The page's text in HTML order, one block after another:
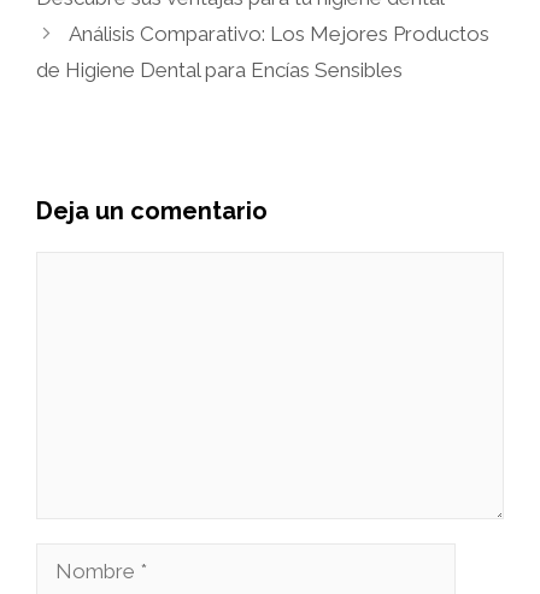
Análisis Comparativo: Los Mejores Productos
de Higiene Dental para Encías Sensibles
Deja un comentario
Nombre